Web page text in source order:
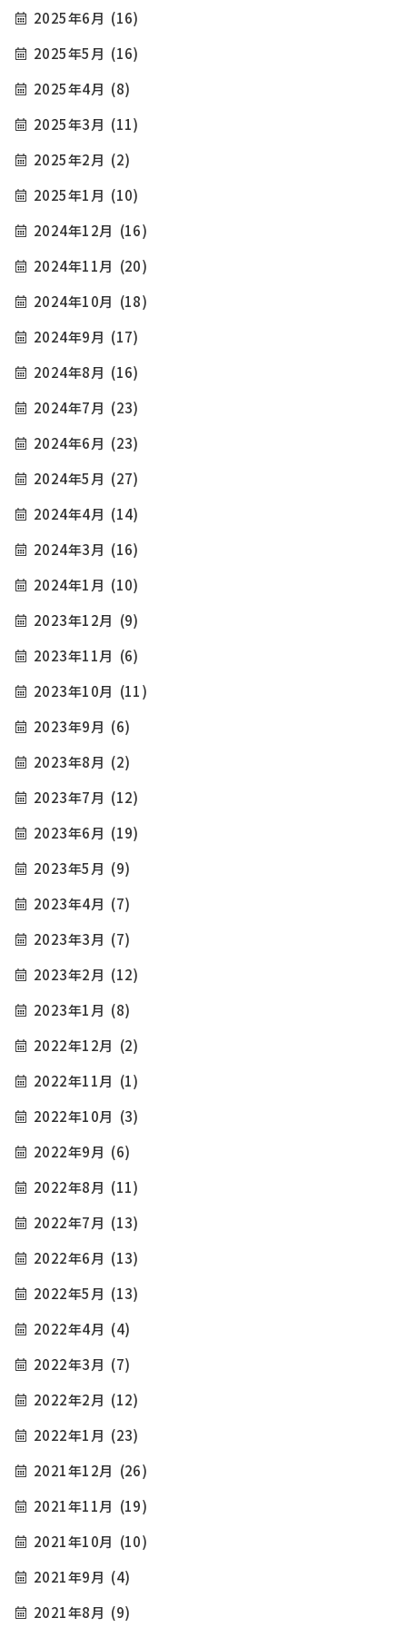
2025年6月 (16)
2025年5月 (16)
2025年4月 (8)
2025年3月 (11)
2025年2月 (2)
2025年1月 (10)
2024年12月 (16)
2024年11月 (20)
2024年10月 (18)
2024年9月 (17)
2024年8月 (16)
2024年7月 (23)
2024年6月 (23)
2024年5月 (27)
2024年4月 (14)
2024年3月 (16)
2024年1月 (10)
2023年12月 (9)
2023年11月 (6)
2023年10月 (11)
2023年9月 (6)
2023年8月 (2)
2023年7月 (12)
2023年6月 (19)
2023年5月 (9)
2023年4月 (7)
2023年3月 (7)
2023年2月 (12)
2023年1月 (8)
2022年12月 (2)
2022年11月 (1)
2022年10月 (3)
2022年9月 (6)
2022年8月 (11)
2022年7月 (13)
2022年6月 (13)
2022年5月 (13)
2022年4月 (4)
2022年3月 (7)
2022年2月 (12)
2022年1月 (23)
2021年12月 (26)
2021年11月 (19)
2021年10月 (10)
2021年9月 (4)
2021年8月 (9)